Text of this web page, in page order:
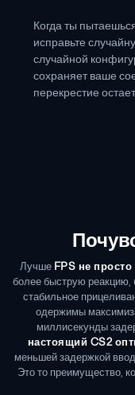
Когда ты
исправьте
случайной
сохраняет ваше
перекрестие
Лучше FPS не
более быструю реакцию,
стабильное
одержимы
миллисекунды
настоящий CS2
меньшей задержкой
Это то преимущество,